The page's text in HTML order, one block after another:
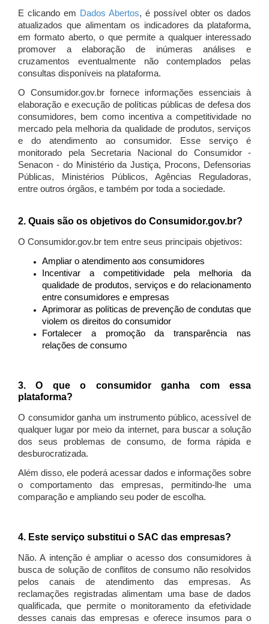
E clicando em Dados Abertos, é possível obter os dados
atualizados que alimentam os indicadores da plataforma,
em formato aberto, o que permite a qualquer interessado
promover a elaboração de inúmeras análises e
cruzamentos eventualmente não contemplados pelas
consultas disponíveis na plataforma.
O Consumidor.gov.br fornece informações essenciais à
elaboração e execução de políticas públicas de defesa dos
consumidores, bem como incentiva a competitividade no
mercado pela melhoria da qualidade de produtos, serviços
e do atendimento ao consumidor. Esse serviço é
monitorado pela Secretaria Nacional do Consumidor -
Senacon - do Ministério da Justiça, Procons, Defensorias
Públicas, Ministérios Públicos, Agências Reguladoras,
entre outros órgãos, e também por toda a sociedade.
2. Quais são os objetivos do Consumidor.gov.br?
O Consumidor.gov.br tem entre seus principais objetivos:
Ampliar o atendimento aos consumidores
Incentivar a competitividade pela melhoria da
qualidade de produtos, serviços e do relacionamento
entre consumidores e empresas
Aprimorar as políticas de prevenção de condutas que
violem os direitos do consumidor
Fortalecer a promoção da transparência nas
relações de consumo
3. O que o consumidor ganha com essa
plataforma?
O consumidor ganha um instrumento público, acessível de
qualquer lugar por meio da internet, para buscar a solução
dos seus problemas de consumo, de forma rápida e
desburocratizada.
Além disso, ele poderá acessar dados e informações sobre
o comportamento das empresas, permitindo-lhe uma
comparação e ampliando seu poder de escolha.
4. Este serviço substitui o SAC das empresas?
Não. A intenção é ampliar o acesso dos consumidores à
busca de solução de conflitos de consumo não resolvidos
pelos canais de atendimento das empresas. As
reclamações registradas alimentam uma base de dados
qualificada, que permite o monitoramento da efetividade
desses canais das empresas e oferece insumos para o